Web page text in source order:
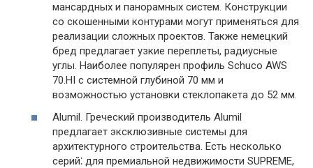
мансардных и панорамных систем. Конструкции
со скошенными контурами могут применяться для
реализации сложных проектов. Также немецкий
бред предлагает узкие переплеты, радиусные
углы. Наиболее популярен профиль Schuco AWS
70.HI с системной глубиной 70 мм и
возможностью установки стеклопакета до 52 мм.
Alumil. Греческий производитель Alumil
предлагает эксклюзивные системы для
архитектурного строительства. Есть несколько
серий⁚ для премиальной недвижимости SUPREME,